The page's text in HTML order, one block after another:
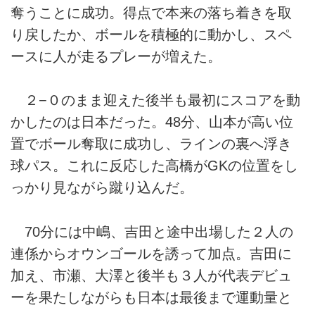
奪うことに成功。得点で本来の落ち着きを取
り戻したか、ボールを積極的に動かし、スペ
ースに人が走るプレーが増えた。
２−０のまま迎えた後半も最初にスコアを動
かしたのは日本だった。48分、山本が高い位
置でボール奪取に成功し、ラインの裏へ浮き
球パス。これに反応した高橋がGKの位置をし
っかり見ながら蹴り込んだ。
70分には中嶋、吉田と途中出場した２人の
連係からオウンゴールを誘って加点。吉田に
加え、市瀬、大澤と後半も３人が代表デビュ
ーを果たしながらも日本は最後まで運動量と